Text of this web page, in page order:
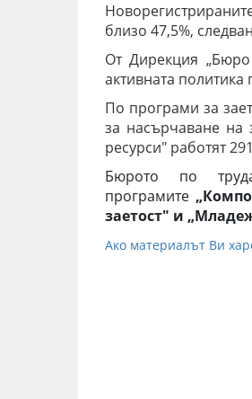
близо 47,5%,
От Дирекция
активната политика
По програми за
за насърчаване на
ресурси" работят
Бюрото по
програмите
заетост" и
Ако материалът Ви